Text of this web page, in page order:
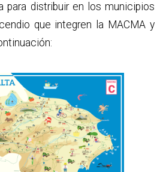
para distribuir en los municipios
que integren la MACMA y